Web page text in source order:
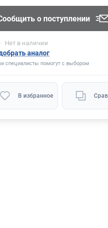
о поступлении
Нет в наличии
аналог
специалисты помогут с выбором
В избранное